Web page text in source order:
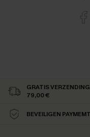
GRATIS
79,00 €
BEVEILIGEN PAYMEMT